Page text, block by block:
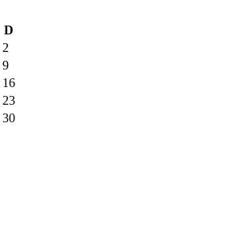
D
2
9
16
23
30